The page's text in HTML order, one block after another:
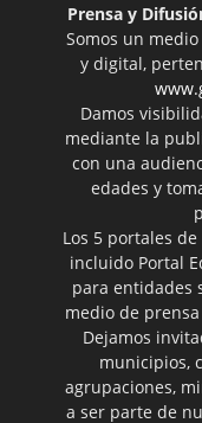
Prensa y
Somos un
y digital,
Damos
mediante la
con una
edades y
Los 5 portales
incluido Portal
para entidades
medio de
Dejamos
municipios,
agrupaciones,
a ser parte de